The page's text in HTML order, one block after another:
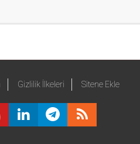
Gizlilik İlkeleri Sitene Ekle